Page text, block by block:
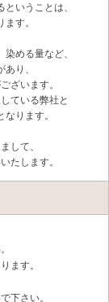
いうことは、
す。
める量など、
り、
ざいます。
ている弊社と
ります。
して、
たします。
ます。
下さい。